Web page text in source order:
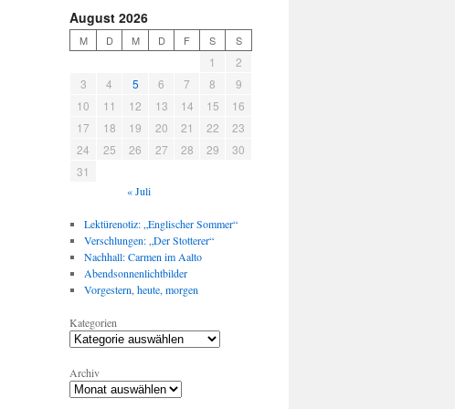
August 2026
M D M D F S S
1
2
3
4 5 6 7 8
9
10
11 12 13 14 15
16
17
18 19 20 21 22
23
24
25 26 27 28 29
30
31
« Juli
Lektürenotiz: „Englischer Sommer“
Verschlungen: „Der Stotterer“
Nachhall: Carmen im Aalto
Abendsonnenlichtbilder
Vorgestern, heute, morgen
Kategorien
Archiv